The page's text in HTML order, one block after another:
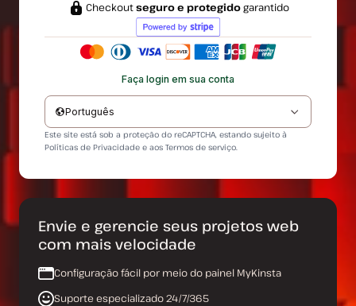
Checkoutseguro e protegidogarantido
Faça login em sua conta
Português
Este site está sob a proteção do reCAPTCHA, estando sujeito à
Políticas de Privacidade e aos Termos de serviço.
Envie e gerencie seus projetos web
com mais velocidade
Configuração fácil por meio do painel MyKinsta
Suporte especializado 24/7/365